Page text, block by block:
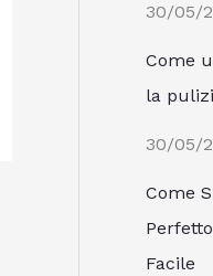
30/05/
Come
la
30/05/
Come
Facile